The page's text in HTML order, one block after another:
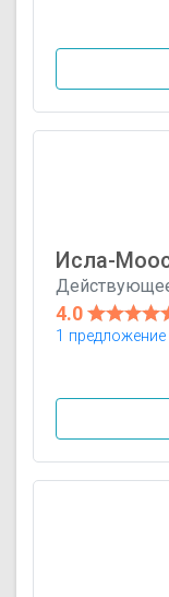
Исла-
4.0
1 предложение